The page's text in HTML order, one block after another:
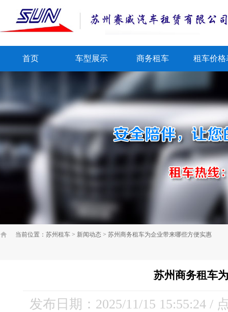
首页 车型展示 商务租车 租车价格
当前位置： 苏州租车 > 新闻动态 > 苏州商务租车为企业带来哪些方便实惠
苏州商务租车
发布日期：2025/11/15 15:55:24 /